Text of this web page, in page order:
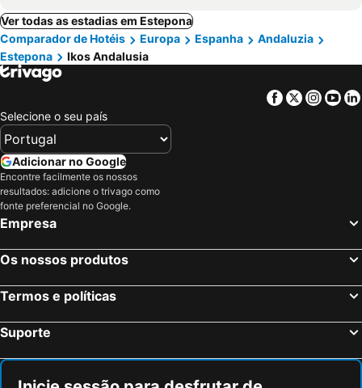
Ver todas as estadias em Estepona
Comparador de Hotéis
Europa Espanha
Andaluzia
Estepona
Ikos Andalusia
Facebook
Twitter
Selecione o seu país
Adicionar no Google
Encontre facilmente os nossos
resultados: adicione o trivago como
fonte preferencial no Google.
Empresa
Os nossos produtos
Termos e políticas
Suporte